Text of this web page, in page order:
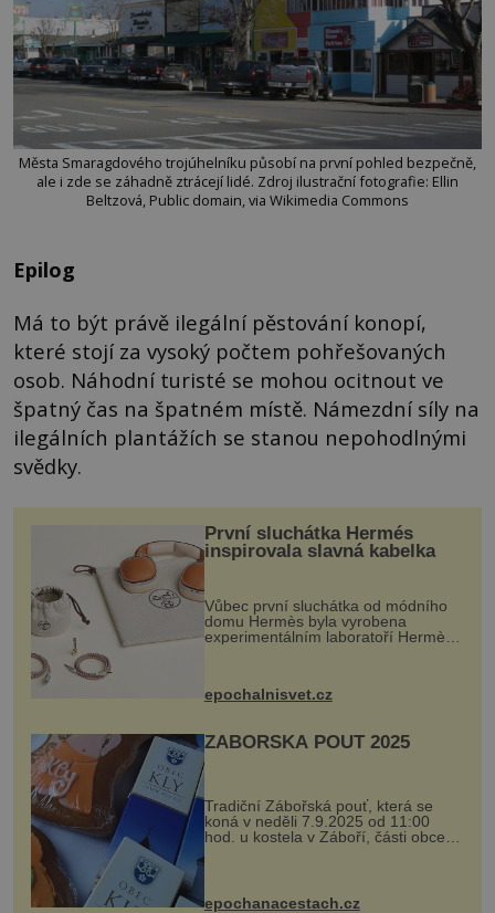
Města Smaragdového trojúhelníku působí na první pohled bezpečně,
ale i zde se záhadně ztrácejí lidé. Zdroj ilustrační fotografie: Ellin
Beltzová, Public domain, via Wikimedia Commons
Epilog
Má to být právě ilegální pěstování konopí,
které stojí za vysoký počtem pohřešovaných
osob. Náhodní turisté se mohou ocitnout ve
špatný čas na špatném místě. Námezdní síly na
ilegálních plantážích se stanou nepohodlnými
svědky.
První sluchátka Hermés
inspirovala slavná kabelka
Vůbec první sluchátka od módního
domu Hermès byla vyrobena
experimentálním laboratoří Hermès
kovový...
epochalnisvet.cz
ZÁBOŘSKÁ POUŤ 2025
Tradiční Zábořská pouť, která se
koná v neděli 7.9.2025 od 11:00
hod. u kostela v Záboří, části obce
Kly u Mělníka. V programu naleznete
komentovanou prohlídku kostela,
epochanacestach.cz